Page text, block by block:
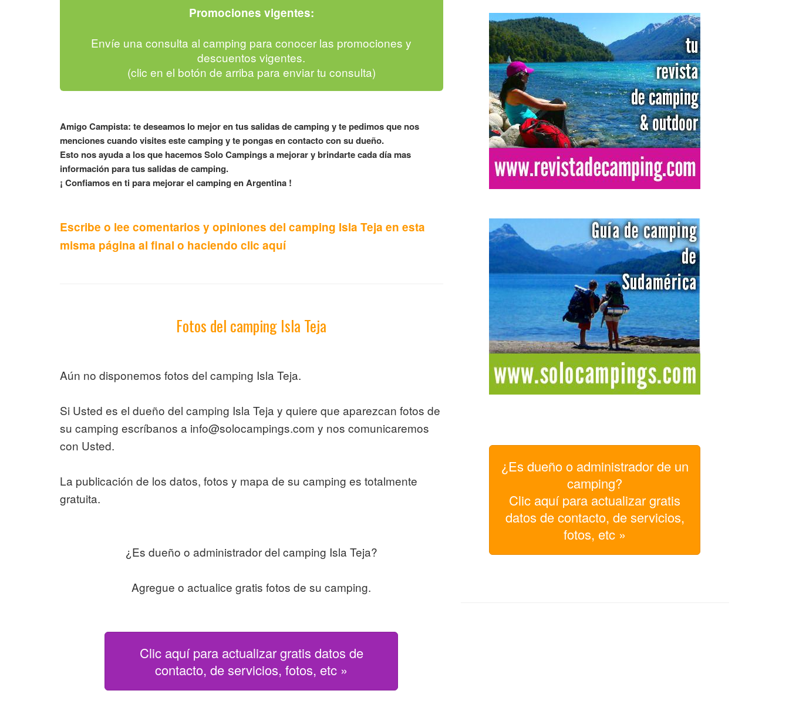
Promociones vigentes:
Envíe una consulta al camping para conocer las promociones y
descuentos vigentes.
(clic en el botón de arriba para enviar tu consulta)
Amigo Campista: te deseamos lo mejor en tus salidas de camping y te pedimos que nos
menciones cuando visites este camping y te pongas en contacto con su dueño.
Esto nos ayuda a los que hacemos Solo Campings a mejorar y brindarte cada día mas
información para tus salidas de camping.
¡ Confiamos en ti para mejorar el camping en Argentina !
Escribe o lee comentarios y opiniones del camping Isla Teja en esta
misma página al final o haciendo clic aquí
Fotos del camping Isla Teja
Aún no disponemos fotos del camping Isla Teja.
Si Usted es el dueño del camping Isla Teja y quiere que aparezcan fotos de
su camping escríbanos a info@solocampings.com y nos comunicaremos
con Usted.
La publicación de los datos, fotos y mapa de su camping es totalmente
gratuita.
¿Es dueño o administrador del camping Isla Teja?
Agregue o actualice gratis fotos de su camping.
Clic aquí para actualizar gratis datos de
contacto, de servicios, fotos, etc »
¿Es dueño o administrador de un
camping?
Clic aquí para actualizar gratis
datos de contacto, de servicios,
fotos, etc »